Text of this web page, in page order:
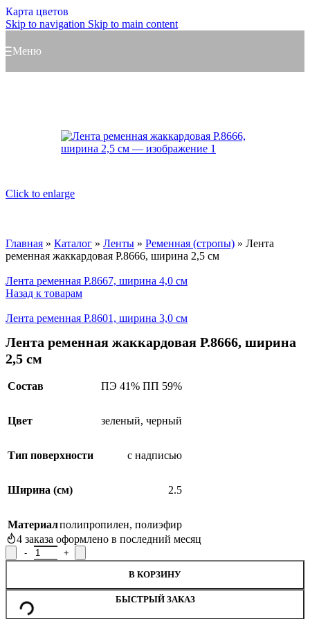
Карта цветов
Skip to navigation Skip to main content
Меню
Click to enlarge
Главная » Каталог » Ленты » Ременная (стропы) » Лента
ременная жаккардовая Р.8666, ширина 2,5 см
Лента ременная Р.8667, ширина 4,0 см
Назад к товарам
Лента ременная Р.8601, ширина 3,0 см
Лента ременная жаккардовая Р.8666, ширина
2,5 см
Состав ПЭ 41% ПП 59%
Цвет зеленый, черный
Тип поверхности с надписью
Ширина (см) 2.5
Материалполипропилен, полиэфир
4 заказа оформлено в последний месяц
Количество товара Лента ременная жаккардовая Р.8666,
В КОРЗИНУ
БЫСТРЫЙ ЗАКАЗ